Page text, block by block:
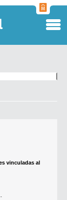
vinculadas al